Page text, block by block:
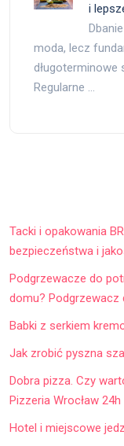
i
moda, lecz
długoterminowe
Regularne …
Tacki i opakowania
bezpieczeństwa i
Podgrzewacze do
domu? Podgrzewacz
Babki z serkiem
Jak zrobić pyszna
Dobra pizza. Czy
Pizzeria Wrocław 24h
Hotel i miejscowe